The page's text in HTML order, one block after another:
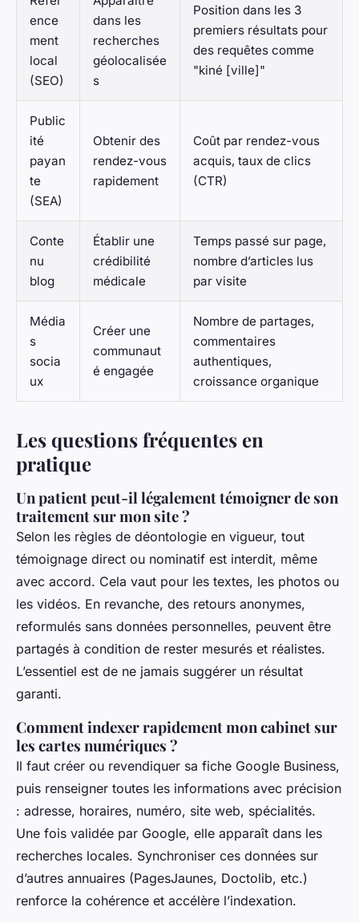
ence
ment
local
(SEO)
dans les
recherches
géolocalisée
s
Position dans les 3
premiers résultats pour
des requêtes comme
"kiné [ville]"
Public
ité
payan
te
(SEA)
Obtenir des
rendez-vous
rapidement
Coût par rendez-vous
acquis, taux de clics
(CTR)
Conte
nu
blog
Établir une
crédibilité
médicale
Temps passé sur page,
nombre d’articles lus
par visite
Média
s
socia
ux
Créer une
communaut
é engagée
Nombre de partages,
commentaires
authentiques,
croissance organique
Les questions fréquentes en
pratique
Un patient peut-il légalement témoigner de son
traitement sur mon site ?
Selon les règles de déontologie en vigueur, tout
témoignage direct ou nominatif est interdit, même
avec accord. Cela vaut pour les textes, les photos ou
les vidéos. En revanche, des retours anonymes,
reformulés sans données personnelles, peuvent être
partagés à condition de rester mesurés et réalistes.
L’essentiel est de ne jamais suggérer un résultat
garanti.
Comment indexer rapidement mon cabinet sur
les cartes numériques ?
Il faut créer ou revendiquer sa fiche Google Business,
puis renseigner toutes les informations avec précision
: adresse, horaires, numéro, site web, spécialités.
Une fois validée par Google, elle apparaît dans les
recherches locales. Synchroniser ces données sur
d’autres annuaires (PagesJaunes, Doctolib, etc.)
renforce la cohérence et accélère l’indexation.